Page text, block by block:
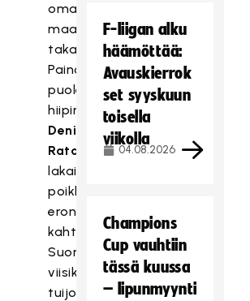
oman
maalin
takana.
Painottomalle
puolelle
hiipinyt
Denisa
Ratajova
lakaisi
poikkisyötöstä
eron
kahteen
Suomen
viisikon
tuijotettua
F-liigan alku
häämöttää:
Avauskierrok
set syyskuun
toisella
viikolla
04.08.2026
Champions
Cup vauhtiin
tässä kuussa
– lipunmyynti